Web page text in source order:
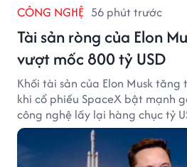
CÔNG NGHỆ 56 phút trước
Tài sản ròng của Elon
vượt mốc 800 tỷ USD
Khối tài sản của Elon Musk
khi cổ phiếu SpaceX bật mạnh
công nghệ lấy lại hàng chục tỷ
ngắn.